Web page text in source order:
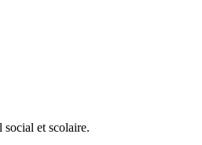
social et scolaire.